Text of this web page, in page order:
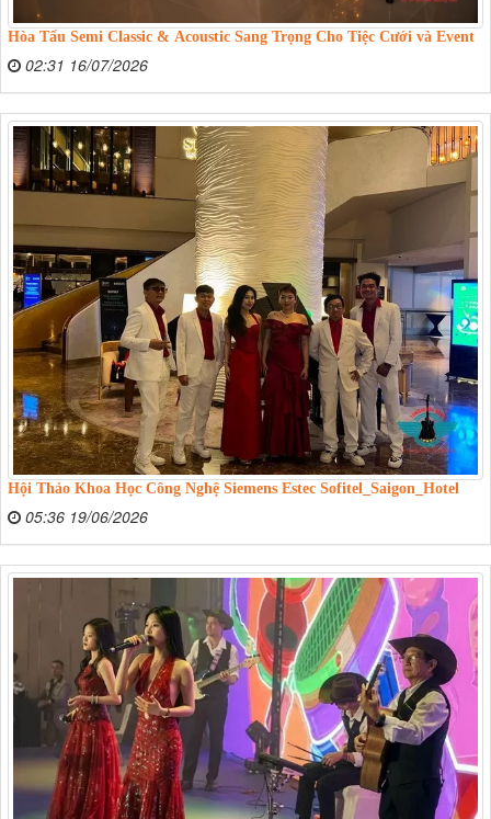
Hòa Tấu Semi Classic & Acoustic Sang Trọng Cho Tiệc Cưới và Event
02:31 16/07/2026
Hội Thảo Khoa Học Công Nghệ Siemens Estec Sofitel_Saigon_Hotel
05:36 19/06/2026